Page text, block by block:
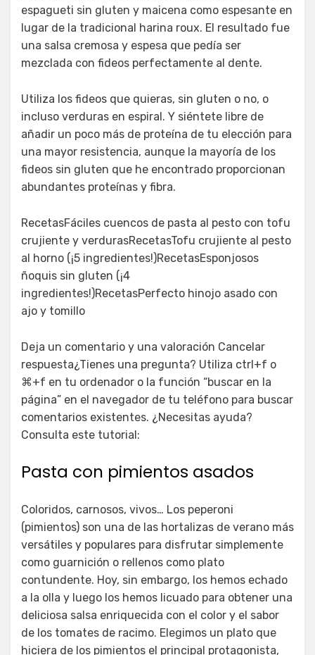
espagueti sin gluten y maicena como espesante en
lugar de la tradicional harina roux. El resultado fue
una salsa cremosa y espesa que pedía ser
mezclada con fideos perfectamente al dente.
Utiliza los fideos que quieras, sin gluten o no, o
incluso verduras en espiral. Y siéntete libre de
añadir un poco más de proteína de tu elección para
una mayor resistencia, aunque la mayoría de los
fideos sin gluten que he encontrado proporcionan
abundantes proteínas y fibra.
RecetasFáciles cuencos de pasta al pesto con tofu
crujiente y verdurasRecetasTofu crujiente al pesto
al horno (¡5 ingredientes!)RecetasEsponjosos
ñoquis sin gluten (¡4
ingredientes!)RecetasPerfecto hinojo asado con
ajo y tomillo
Deja un comentario y una valoración Cancelar
respuesta¿Tienes una pregunta? Utiliza ctrl+f o
⌘+f en tu ordenador o la función “buscar en la
página” en el navegador de tu teléfono para buscar
comentarios existentes. ¿Necesitas ayuda?
Consulta este tutorial:
Pasta con pimientos asados
Coloridos, carnosos, vivos… Los peperoni
(pimientos) son una de las hortalizas de verano más
versátiles y populares para disfrutar simplemente
como guarnición o rellenos como plato
contundente. Hoy, sin embargo, los hemos echado
a la olla y luego los hemos licuado para obtener una
deliciosa salsa enriquecida con el color y el sabor
de los tomates de racimo. Elegimos un plato que
hiciera de los pimientos el principal protagonista,